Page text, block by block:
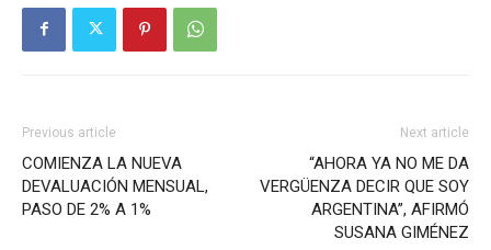
Previous article
COMIENZA LA NUEVA
DEVALUACIÓN MENSUAL,
PASO DE 2% A 1%
Next article
“AHORA YA NO ME DA
VERGÜENZA DECIR QUE SOY
ARGENTINA”, AFIRMÓ
SUSANA GIMÉNEZ